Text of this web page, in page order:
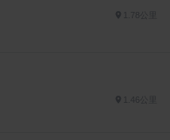
1.46公里